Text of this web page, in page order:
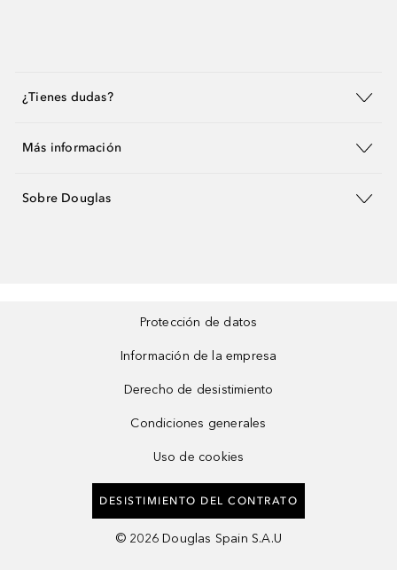
¿Tienes dudas?
Más información
Sobre Douglas
Protección de datos
Información de la empresa
Derecho de desistimiento
Condiciones generales
Uso de cookies
DESISTIMIENTO DEL CONTRATO
© 2026 Douglas Spain S.A.U